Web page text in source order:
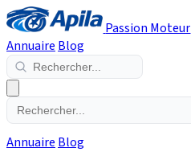
Passion Moteur
Annuaire Blog
Annuaire Blog